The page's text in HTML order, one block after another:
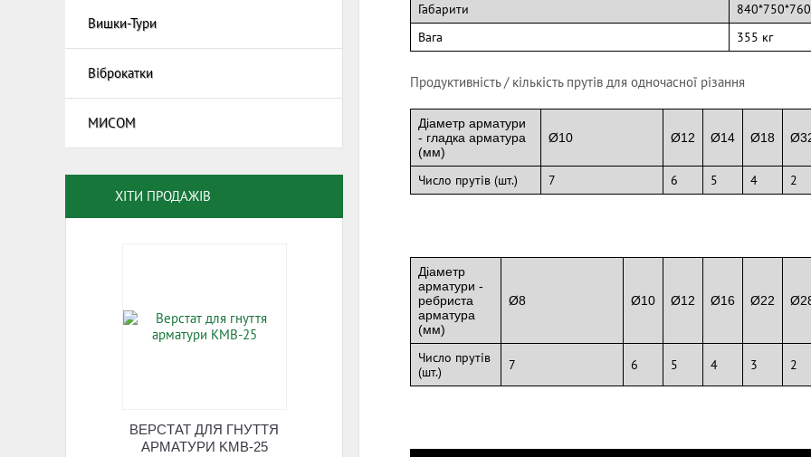
Вишки-Тури
Віброкатки
МИСОМ
Цементорозмішувачі
Машини для роботи з бетоном
Машини для дерев'яних підлог
ХІТИ ПРОДАЖІВ
ВЕРСТАТ ДЛЯ ГНУТТЯ
АРМАТУРИ KMB-25
Габарити
Вага
355 кг
Продуктивність / кількість прутів для одночасної різання
Діаметр арматури
- гладка арматура
(мм)
Ø10 Ø12 Ø14 Ø18
Число прутів (шт.) 7 6 5 4 2
Діаметр
арматури -
ребриста
арматура
(мм)
Ø8 Ø10 Ø12 Ø16 Ø22
Число прутів
(шт.)
7 6 5 4 3 2